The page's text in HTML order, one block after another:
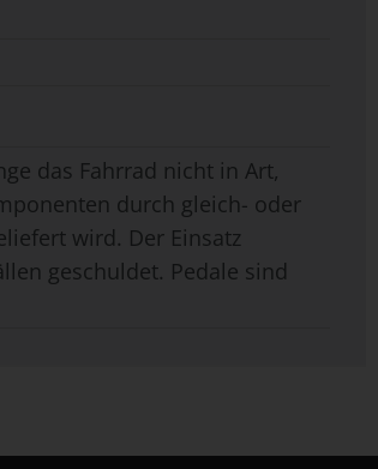
das Fahrrad nicht in Art,
durch gleich- oder
wird. Der Einsatz
geschuldet. Pedale sind